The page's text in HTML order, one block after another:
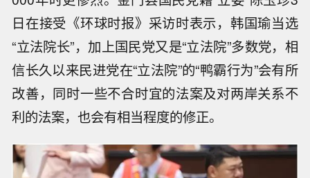
日在接受《环球时报》采访时表示，韩国瑜当选
“立法院长”，加上国民党又是“立法院”多数党，相
信长久以来民进党在“立法院”的“鸭霸行为”会有所
改善，同时一些不合时宜的法案及对两岸关系不
利的法案，也会有相当程度的修正。